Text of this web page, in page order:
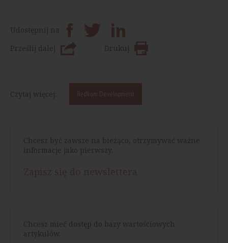
Udostępnij na
Prześlij dalej
Drukuj
Czytaj więcej: Redkom Development
Chcesz być zawsze na bieżąco, otrzymywać ważne
informacje jako pierwszy.
Chcesz mieć dostęp do bazy wartościowych
artykułów.